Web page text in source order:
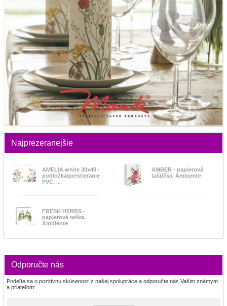
Najprezeranejšie
AMELIA white 30x40 -
podložka/prestieranie
PVC, ...
AMBER - papierová
taštička, Ambiente
FRESH HERBS -
papierová taška,
Ambiente
Odporučte nás
Podeľte sa o pozitívnu skúsenosť z našej spolupráce a odporučte nás Vašim známym
a priateľom: